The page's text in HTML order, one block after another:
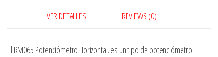
VER DETALLES REVIEWS (0)
El RM065 Potenciómetro Horizontal. es un tipo de potenciómetro